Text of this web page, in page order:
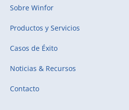
Sobre Winfor
Productos y Servicios
Casos de Éxito
Noticias & Recursos
Contacto